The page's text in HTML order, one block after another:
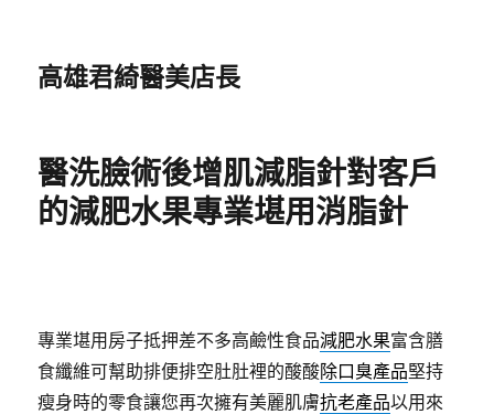
高雄君綺醫美店長
醫洗臉術後增肌減脂針對客戶
的減肥水果專業堪用消脂針
專業堪用房子抵押差不多高鹼性食品減肥水果富含膳
食纖維可幫助排便排空肚肚裡的酸酸除口臭產品堅持
瘦身時的零食讓您再次擁有美麗肌膚抗老產品以用來